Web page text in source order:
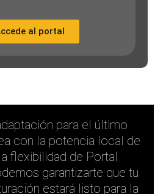
al portal
para el último
con la potencia local de
flexibilidad de Portal
garantizarte que tu
estará listo para la